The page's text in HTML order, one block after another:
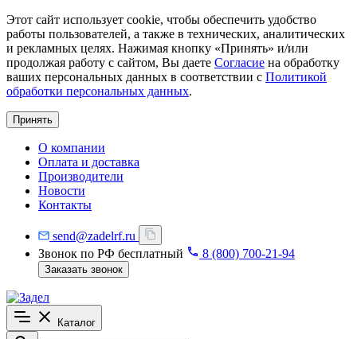
Этот сайт использует cookie, чтобы обеспечить удобство
работы пользователей, а также в технических, аналитических
и рекламных целях. Нажимая кнопку «Принять» и/или
продолжая работу с сайтом, Вы даете Согласие на обработку
ваших персональных данных в соответствии с Политикой
обработки персональных данных.
Принять
О компании
Оплата и доставка
Производители
Новости
Контакты
send@zadelrf.ru
Звонок по РФ бесплатный
8 (800) 700-21-94
Заказать звонок
Каталог